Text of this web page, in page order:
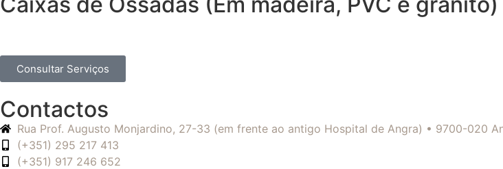
Consultar Serviços
Contactos
Rua Prof. Augusto Monjardino, 27-33 (em frente ao antigo Hospital de Angra) • 9700-020
(+351) 295 217 413
(+351) 917 246 652